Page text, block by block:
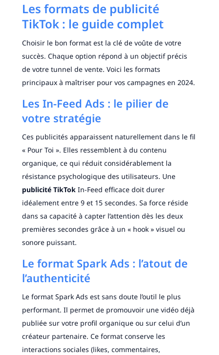
Les formats de publicité
TikTok : le guide complet
Choisir le bon format est la clé de voûte de votre
succès. Chaque option répond à un objectif précis
de votre tunnel de vente. Voici les formats
principaux à maîtriser pour vos campagnes en 2024.
Les In-Feed Ads : le pilier de
votre stratégie
Ces publicités apparaissent naturellement dans le fil
« Pour Toi ». Elles ressemblent à du contenu
organique, ce qui réduit considérablement la
résistance psychologique des utilisateurs. Une
publicité TikTokIn-Feed efficace doit durer
idéalement entre 9 et 15 secondes. Sa force réside
dans sa capacité à capter l’attention dès les deux
premières secondes grâce à un « hook » visuel ou
sonore puissant.
Le format Spark Ads : l’atout de
l’authenticité
Le format Spark Ads est sans doute l’outil le plus
performant. Il permet de promouvoir une vidéo déjà
publiée sur votre profil organique ou sur celui d’un
créateur partenaire. Ce format conserve les
interactions sociales (likes, commentaires,